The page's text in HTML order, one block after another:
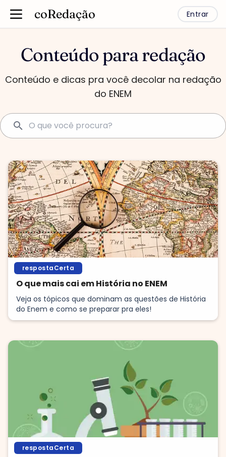
Entrar
coRedação
Conteúdo para redação
Conteúdo e dicas pra você decolar na redação
do ENEM
respostaCerta
O que mais cai em História no ENEM
Veja os tópicos que dominam as questões de História
do Enem e como se preparar pra eles!
respostaCerta